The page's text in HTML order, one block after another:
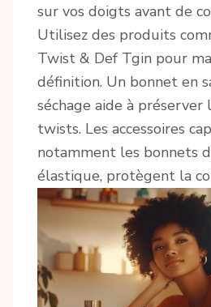
sur vos doigts avant de
Utilisez des produits
Twist & Def Tgin pour
définition. Un bonnet en
séchage aide à
twists. Les accessoires
notamment les bonnets
élastique, protègent la